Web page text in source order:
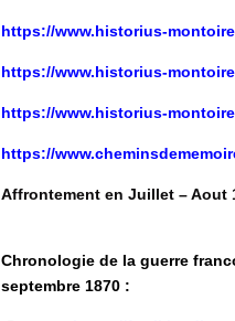
https://www.historius-
https://www.historius-
https://www.historius-
https://
Affrontement en Juillet – Aout
Chronologie de la guerre
septembre 1870 :